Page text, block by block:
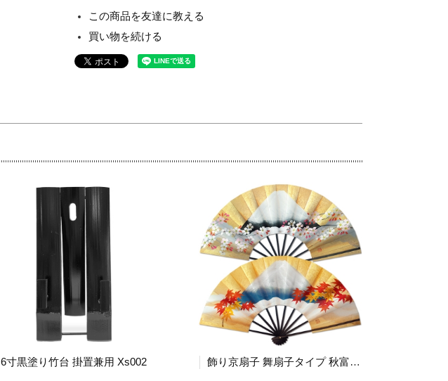
この商品を友達に教える
買い物を続ける
6寸黒塗り竹台 掛置兼用 Xs002 飾り京扇子 舞扇子タイプ 秋富士 春富士 Xe108